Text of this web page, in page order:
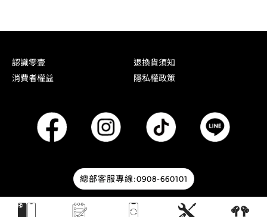
認識零壹
退換貨須知
消費者權益
隱私權政策
總部客服專線:0908-660101
© 2026 零壹通訊 | Designed by HOWMAI Tech .